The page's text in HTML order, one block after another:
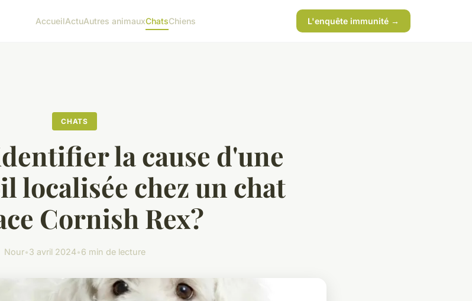
AccueilActuAutres animauxChatsChiens L'enquête immunité →
CHATS
la cause d'une
localisée chez un chat
Cornish Rex?
Nour•3 avril 2024•6 min de lecture